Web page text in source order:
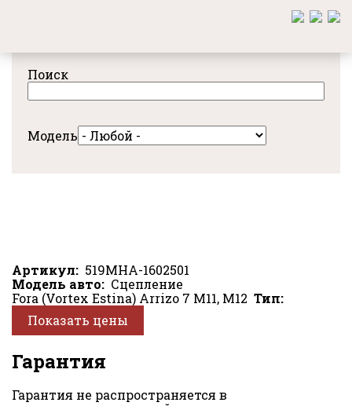
содержанию
Поиск
Модель
Артикул
519MHA-1602501
Модель авто
Fora (Vortex Estina) Arrizo 7 M11, M12 Тип
Сцепление
Показать цены
Гарантия
Гарантия не распространяется в